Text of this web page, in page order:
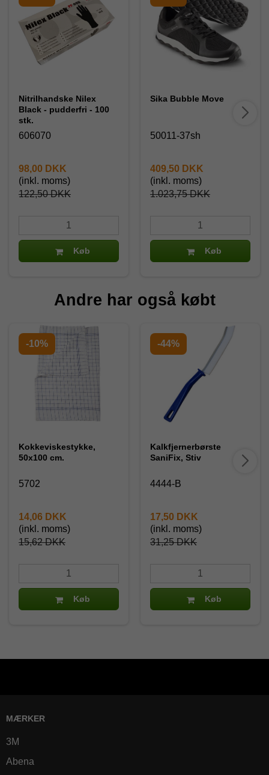
Nitrilhandske Nilex
Black - pudderfri - 100
stk.
606070
122,50 DKK
98,00 DKK
(inkl. moms)
Køb
Sika Bubble Move
50011-37sh
1.023,75 DKK
409,50 DKK
(inkl. moms)
Køb
Andre har også købt
-10%
Kokkeviskestykke,
50x100 cm.
5702
15,62 DKK
14,06 DKK
(inkl. moms)
Køb
-44%
Kalkfjernerbørste
SaniFix, Stiv
4444-B
31,25 DKK
17,50 DKK
(inkl. moms)
Køb
MÆRKER
3M
Abena